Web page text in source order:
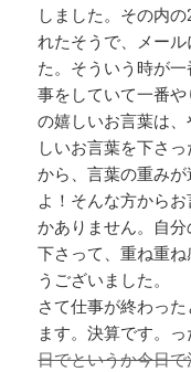
しました。その内
れたそうで、メー
た。そういう時が
事をしていて一番
の嬉しいお言葉は
しいお言葉を下さ
から、言葉の重み
よ！そんな方から
かありません。自
下さって、重ね重
うございました。
さて仕事が終わっ
ます。決算です。
日でというか今日